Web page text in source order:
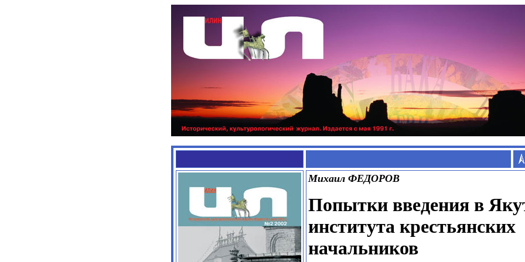
Михаил ФЕДОРОВ
Попытки введения в
института крестьянских
начальников